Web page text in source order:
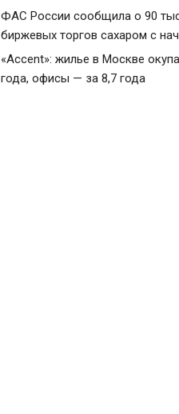
ФАС России сообщила о 90
биржевых торгов сахаром с
«Accent»: жилье в Москве
года, офисы — за 8,7 года